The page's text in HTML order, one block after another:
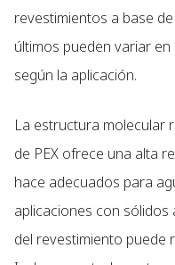
revestimientos a base
últimos pueden variar
según la aplicación.
La estructura molecular
de PEX ofrece una alta
hace adecuados para
aplicaciones con
del revestimiento puede